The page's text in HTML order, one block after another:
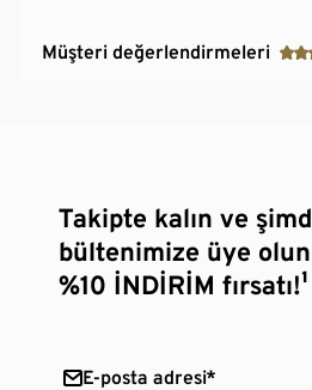
Müşteri değerlendirmeleri
Takipte kalın ve
bültenimize üye
%10 İNDİRİM fırsatı!¹
E-posta adresi*